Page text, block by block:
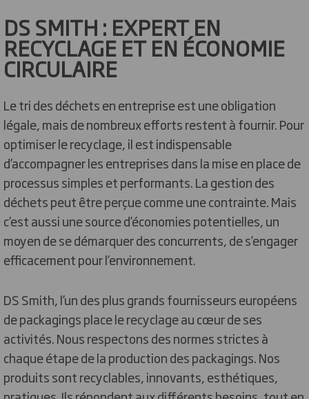
DS SMITH : EXPERT EN
RECYCLAGE ET EN ÉCONOMIE
CIRCULAIRE
Le tri des déchets en entreprise est une obligation
légale, mais de nombreux efforts restent à fournir. Pour
optimiser le recyclage, il est indispensable
d’accompagner les entreprises dans la mise en place de
processus simples et performants. La gestion des
déchets peut être perçue comme une contrainte. Mais
c’est aussi une source d’économies potentielles, un
moyen de se démarquer des concurrents, de s’engager
efficacement pour l’environnement.
DS Smith, l’un des plus grands fournisseurs européens
de packagings place le recyclage au cœur de ses
activités. Nous respectons des normes strictes à
chaque étape de la production des packagings. Nos
produits sont recyclables, innovants, esthétiques,